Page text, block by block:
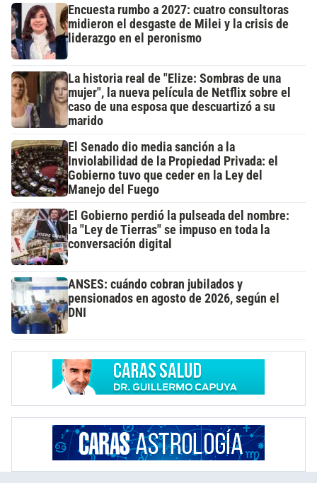
Encuesta rumbo a 2027: cuatro consultoras
midieron el desgaste de Milei y la crisis de
liderazgo en el peronismo
La historia real de "Elize: Sombras de una
mujer", la nueva película de Netflix sobre el
caso de una esposa que descuartizó a su
marido
El Senado dio media sanción a la
Inviolabilidad de la Propiedad Privada: el
Gobierno tuvo que ceder en la Ley del
Manejo del Fuego
El Gobierno perdió la pulseada del nombre:
la "Ley de Tierras" se impuso en toda la
conversación digital
ANSES: cuándo cobran jubilados y
pensionados en agosto de 2026, según el
DNI